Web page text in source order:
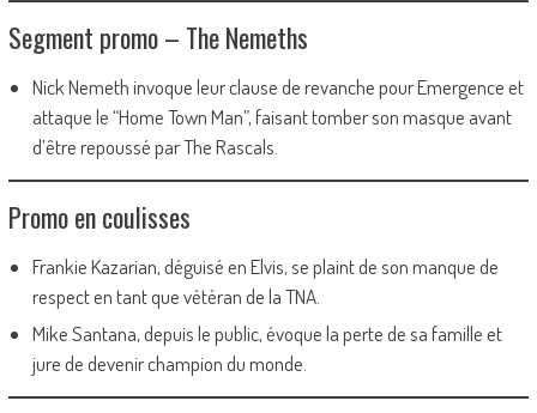
Segment promo – The Nemeths
Nick Nemeth invoque leur clause de revanche pour Emergence et
attaque le “Home Town Man”, faisant tomber son masque avant
d’être repoussé par The Rascals.
Promo en coulisses
Frankie Kazarian, déguisé en Elvis, se plaint de son manque de
respect en tant que vétéran de la TNA.
Mike Santana, depuis le public, évoque la perte de sa famille et
jure de devenir champion du monde.